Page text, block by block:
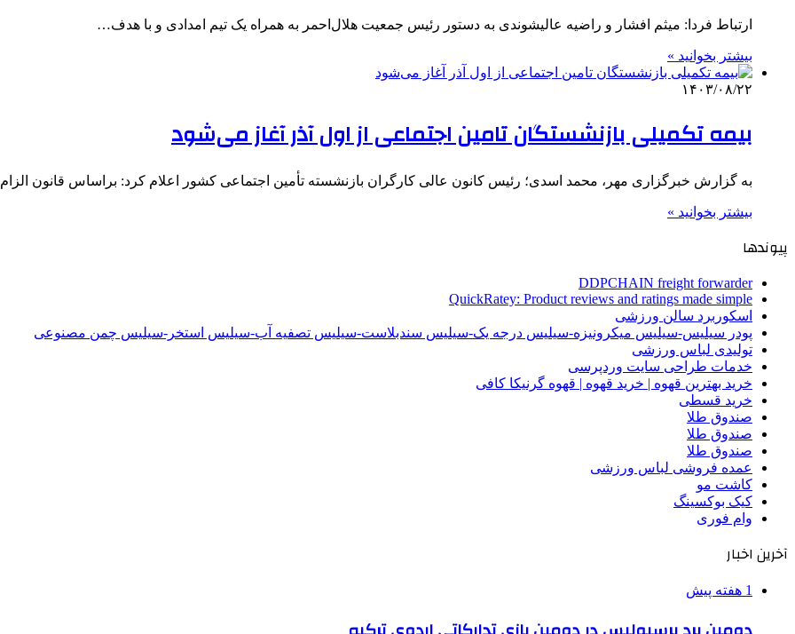
ارتباط فردا: میثم افشار و راضیه عالیشوندی به دستور رئیس جمعیت هلال‌احمر به همراه یک تیم امدادی و با هدف…
بیشتر بخوانید »
۱۴۰۳/۰۸/۲۲
بیمه تکمیلی بازنشستگان تامین اجتماعی از اول آذر آغاز می‌شود
به گزارش خبرگزاری مهر، محمد اسدی؛ رئیس کانون عالی کارگران بازنشسته تأمین اجتماعی کشور اعلام کرد: براساس قانون
بیشتر بخوانید »
پیوندها
DDPCHAIN freight forwarder
QuickRatey: Product reviews and ratings made simple
اسکوربرد سالن ورزشی
پودر سیلیس-سیلیس میکرونیزه-سیلیس درجه یک-سیلیس سندبلاست-سیلیس تصفیه آب-سیلیس استخر-سیلیس چمن مصنوعی
تولیدی لباس ورزشی
خدمات طراحی سایت وردپرسی
خرید بهترین قهوه | خرید قهوه | قهوه گرنیکا کافی
خرید قسطی
صندوق طلا
صندوق طلا
صندوق طلا
عمده فروشی لباس ورزشی
کاشت مو
کیک بوکسینگ
وام فوری
آخرین اخبار
1 هفته پیش